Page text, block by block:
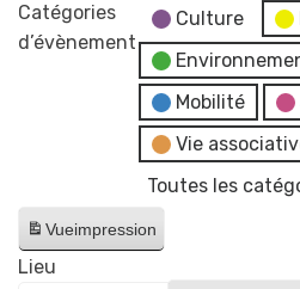
Catégories
d’évènement
Culture
Mobilité
Vie
Toutes les
Vueimpression
Lieu